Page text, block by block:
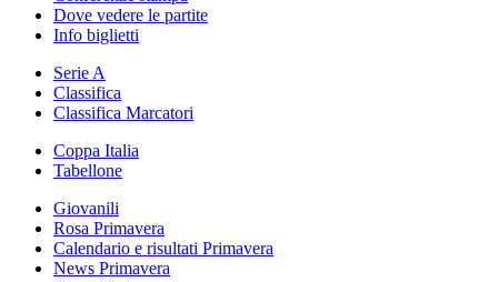
Dove vedere le partite
Info biglietti
Serie A
Classifica
Classifica Marcatori
Coppa Italia
Tabellone
Giovanili
Rosa Primavera
Calendario e risultati Primavera
News Primavera